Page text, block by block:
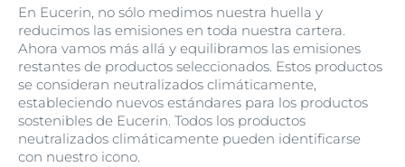
En Eucerin, no sólo medimos nuestra huella y
reducimos las emisiones en toda nuestra cartera.
Ahora vamos más allá y equilibramos las emisiones
restantes de productos seleccionados. Estos productos
se consideran neutralizados climáticamente,
estableciendo nuevos estándares para los productos
sostenibles de Eucerin. Todos los productos
neutralizados climáticamente pueden identificarse
con nuestro icono.